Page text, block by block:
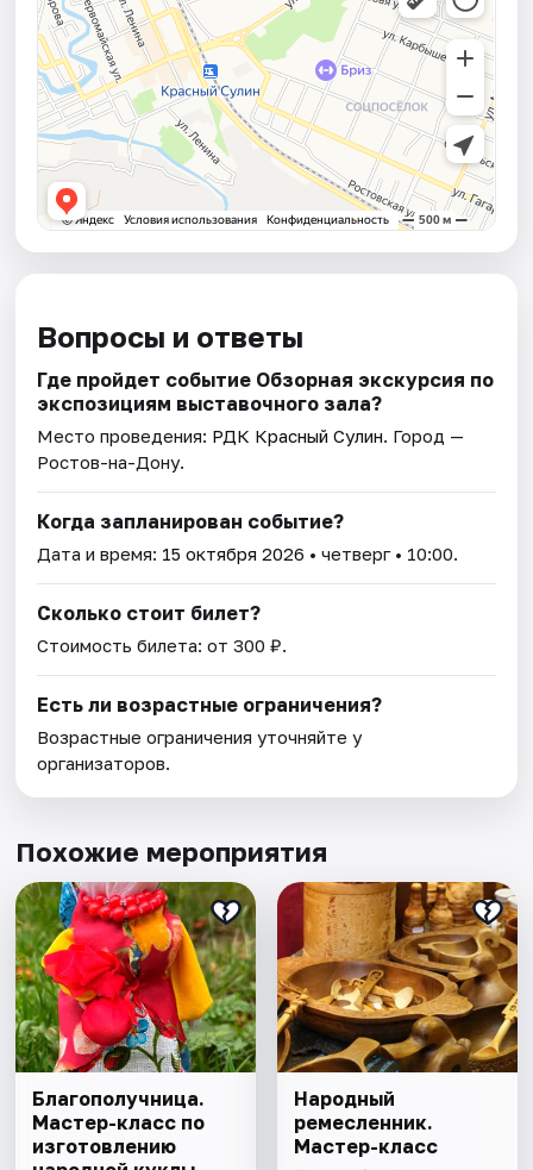
Вопросы и ответы
Где пройдет событие Обзорная экскурсия по
экспозициям выставочного зала?
Место проведения: РДК Красный Сулин. Город —
Ростов-на-Дону.
Когда запланирован событие?
Дата и время: 15 октября 2026 • четверг • 10:00.
Сколько стоит билет?
Стоимость билета: от 300 ₽.
Есть ли возрастные ограничения?
Возрастные ограничения уточняйте у
организаторов.
Похожие мероприятия
Благополучница.
Мастер-класс по
изготовлению
Народный
ремесленник.
Мастер-класс